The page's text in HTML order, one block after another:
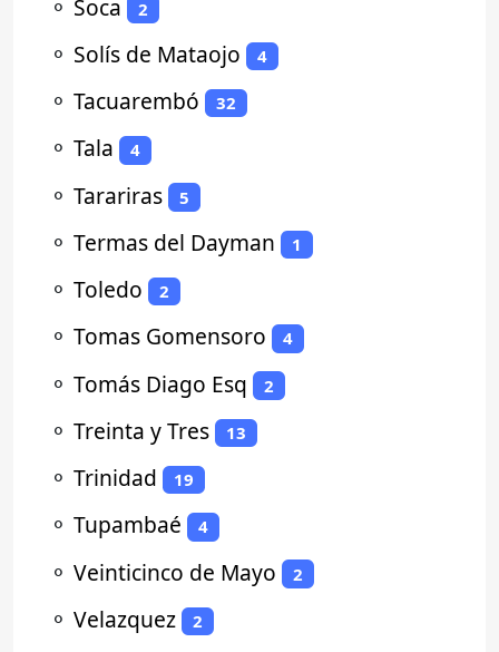
⚬ Soca 2
⚬ Solís de Mataojo 4
⚬ Tacuarembó 32
⚬ Tala 4
⚬ Tarariras 5
⚬ Termas del Dayman 1
⚬ Toledo 2
⚬ Tomas Gomensoro 4
⚬ Tomás Diago Esq 2
⚬ Treinta y Tres 13
⚬ Trinidad 19
⚬ Tupambaé 4
⚬ Veinticinco de Mayo 2
⚬ Velazquez 2